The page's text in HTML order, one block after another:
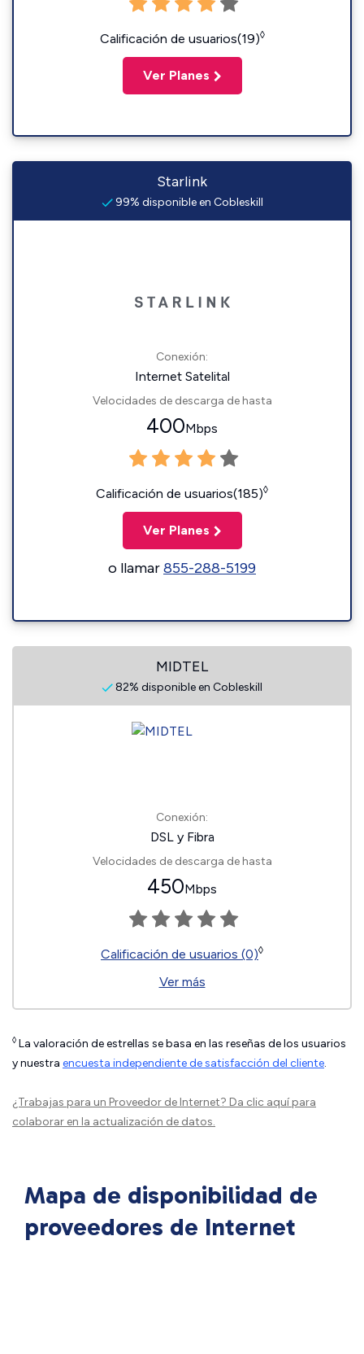
Calificación de usuarios(19)◊
Ver Planes
Starlink
99% disponible en Cobleskill
Conexión:
Internet Satelital
Velocidades de descarga de hasta
400Mbps
Calificación de usuarios(185)◊
Ver Planes
o llamar855-288-5199
MIDTEL
82% disponible en Cobleskill
Conexión:
DSL y Fibra
Velocidades de descarga de hasta
450Mbps
Calificación de usuarios (0)◊
Ver más
◊ La valoración de estrellas se basa en las reseñas de los usuarios
y nuestra encuesta independiente de satisfacción del cliente.
¿Trabajas para un Proveedor de Internet? Da clic aquípara
colaborar en la actualización de datos.
Mapa de disponibilidad de
proveedores de Internet